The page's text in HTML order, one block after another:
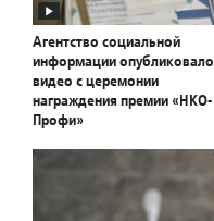
Агентство социальной
информации опубликовало
видео с церемонии
награждения премии «НКО-
Профи»